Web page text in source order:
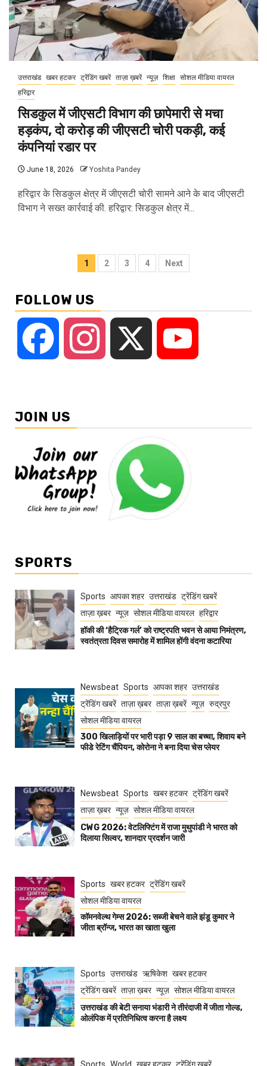
उत्तराखंड खबर हटकर ट्रेंडिंग खबरें ताज़ा ख़बरें न्यूज़ शिक्षा सोशल मीडिया वायरल
हरिद्वार
सिडकुल में जीएसटी विभाग की छापेमारी से मचा
हड़कंप, दो करोड़ की जीएसटी चोरी पकड़ी, कई
कंपनियां रडार पर
June 18, 2026 Yoshita Pandey
हरिद्वार के सिडकुल क्षेत्र में जीएसटी चोरी सामने आने के बाद जीएसटी
विभाग ने सख्त कार्रवाई की. हरिद्वार: सिडकुल क्षेत्र में...
Posts
1 2 3 4 Next
FOLLOW US
Facebook Instagram
JOIN US
SPORTS
Sports आपका शहर उत्तराखंड ट्रेंडिंग खबरें
ताज़ा ख़बर न्यूज़ सोशल मीडिया वायरल हरिद्वार
हॉकी की ‘हैट्रिक गर्ल’ को राष्ट्रपति भवन से आया निमंत्रण,
स्वतंत्रता दिवस समारोह में शामिल होंगी वंदना कटारिया
Newsbeat Sports आपका शहर उत्तराखंड
ट्रेंडिंग खबरें ताज़ा ख़बर ताज़ा ख़बरें न्यूज़ रुद्रपुर
सोशल मीडिया वायरल
300 खिलाड़ियों पर भारी पड़ा 9 साल का बच्चा, शिवाय बने
फीडे रेटिंग चैंपियन, कोरोना ने बना दिया चेस प्लेयर
Newsbeat Sports खबर हटकर ट्रेंडिंग खबरें
ताज़ा ख़बर न्यूज़ सोशल मीडिया वायरल
CWG 2026: वेटलिफ्टिंग में राजा मुथुपांडी ने भारत को
दिलाया सिल्वर, शानदार प्रदर्शन जारी
Sports खबर हटकर ट्रेंडिंग खबरें
सोशल मीडिया वायरल
कॉमनवेल्थ गेम्स 2026: सब्जी बेचने वाले झंडू कुमार ने
जीता ब्रॉन्ज, भारत का खाता खुला
Sports उत्तराखंड ऋषिकेश खबर हटकर
ट्रेंडिंग खबरें ताज़ा ख़बर न्यूज़ सोशल मीडिया वायरल
उत्तराखंड की बेटी सनाया भंडारी ने तीरंदाजी में जीता गोल्ड,
ओलंपिक में प्रतिनिधित्व करना है लक्ष्य